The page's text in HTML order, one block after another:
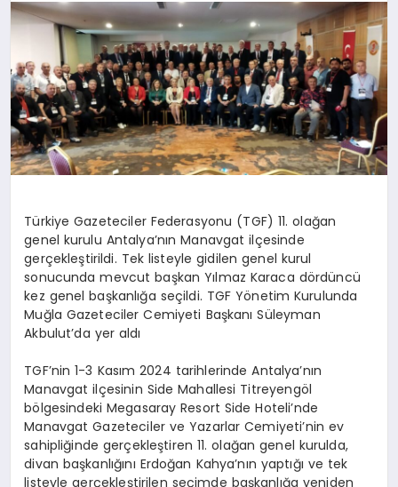
Türkiye Gazeteciler Federasyonu (TGF) 11. olağan
genel kurulu Antalya’nın Manavgat ilçesinde
gerçekleştirildi. Tek listeyle gidilen genel kurul
sonucunda mevcut başkan Yılmaz Karaca dördüncü
kez genel başkanlığa seçildi. TGF Yönetim Kurulunda
Muğla Gazeteciler Cemiyeti Başkanı Süleyman
Akbulut’da yer aldı
TGF’nin 1-3 Kasım 2024 tarihlerinde Antalya’nın
Manavgat ilçesinin Side Mahallesi Titreyengöl
bölgesindeki Megasaray Resort Side Hoteli’nde
Manavgat Gazeteciler ve Yazarlar Cemiyeti’nin ev
sahipliğinde gerçekleştiren 11. olağan genel kurulda,
divan başkanlığını Erdoğan Kahya’nın yaptığı ve tek
listeyle gerçekleştirilen seçimde başkanlığa yeniden